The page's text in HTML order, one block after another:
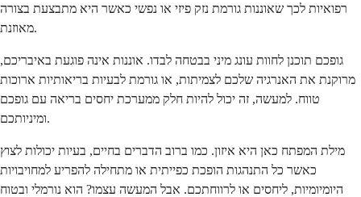
רפואיות לכך שאוננות גורמת נזק פיזי או נפשי כאשר היא מתבצעת בצורה
מאוזנת.
גופכם תוכנן לחוות עונג מיני בבטחה לבדו. אוננות אינה פוגעת באיבריכם,
מרוקנת את האנרגיה שלכם לצמיתות, או גורמת לבעיות בריאותיות ארוכות
טווח. למעשה, זה יכול להיות חלק ממערכת יחסים בריאה עם גופכם
ומיניותכם.
מילת המפתח כאן היא איזון. כמו ברוב הדברים בחיים, בעיות יכולות לצוץ
כאשר כל התנהגות הופכת כפייתית או מתחילה להפריע למחויבויות
היומיומיות, ליחסים או לרווחתכם. אבל המעשה עצמו? הוא נורמלי ובטוח